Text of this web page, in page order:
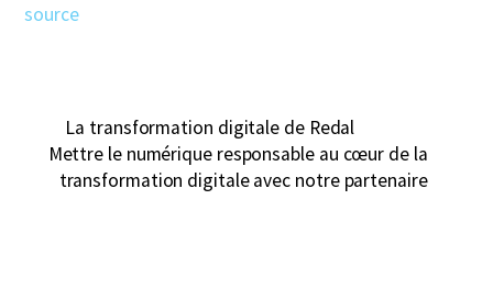
source
La transformation digitale de Redal
Mettre le numérique responsable au cœur de la
transformation digitale avec notre partenaire